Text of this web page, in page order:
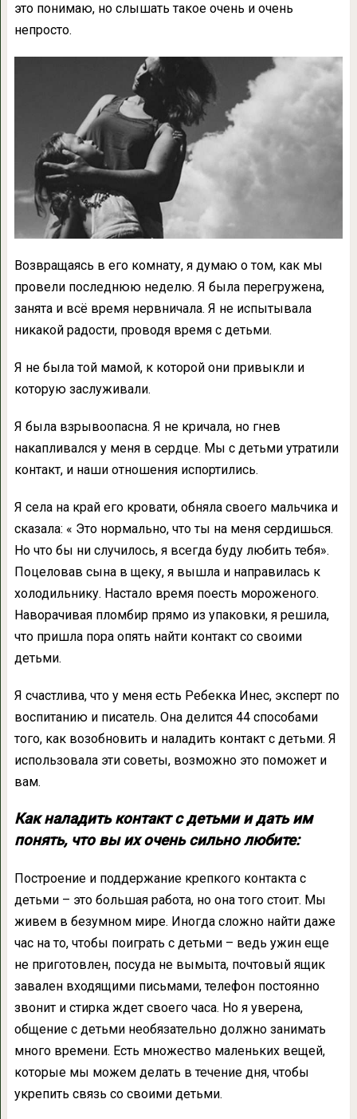
это понимаю, но слышать такое очень и очень
непросто.
Возвращаясь в его комнату, я думаю о том, как мы
провели последнюю неделю. Я была перегружена,
занята и всё время нервничала. Я не испытывала
никакой радости, проводя время с детьми.
Я не была той мамой, к которой они привыкли и
которую заслуживали.
Я была взрывоопасна. Я не кричала, но гнев
накапливался у меня в сердце. Мы с детьми утратили
контакт, и наши отношения испортились.
Я села на край его кровати, обняла своего мальчика и
сказала: « Это нормально, что ты на меня сердишься.
Но что бы ни случилось, я всегда буду любить тебя».
Поцеловав сына в щеку, я вышла и направилась к
холодильнику. Настало время поесть мороженого.
Наворачивая пломбир прямо из упаковки, я решила,
что пришла пора опять найти контакт со своими
детьми.
Я счастлива, что у меня есть Ребекка Инес, эксперт по
воспитанию и писатель. Она делится 44 способами
того, как возобновить и наладить контакт с детьми. Я
использовала эти советы, возможно это поможет и
вам.
Как наладить контакт с детьми и дать им
понять, что вы их очень сильно любите:
Построение и поддержание крепкого контакта с
детьми – это большая работа, но она того стоит. Мы
живем в безумном мире. Иногда сложно найти даже
час на то, чтобы поиграть с детьми – ведь ужин еще
не приготовлен, посуда не вымыта, почтовый ящик
завален входящими письмами, телефон постоянно
звонит и стирка ждет своего часа. Но я уверена,
общение с детьми необязательно должно занимать
много времени. Есть множество маленьких вещей,
которые мы можем делать в течение дня, чтобы
укрепить связь со своими детьми.